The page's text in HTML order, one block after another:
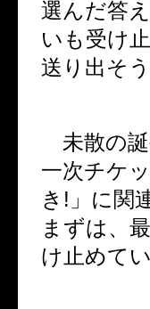
選んだ答
いも受け
送り出そ
未散の誕
一次チケ
き ! 」に関
まずは、
け止めて